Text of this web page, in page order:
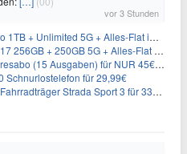
vor 3 Stunden
5G + Alles-Flat im o2 Netz für 29,99€/Monat – eff. 1,15€/Monat
5G + Alles-Flat im Telekom-Netz für 34€/Monat – eff. 6,29€/Monat
(15 Ausgaben) für NUR 45€ (statt 198€)
Schnurlostelefon für 29,99€
Strada Sport 3 für 337,48€